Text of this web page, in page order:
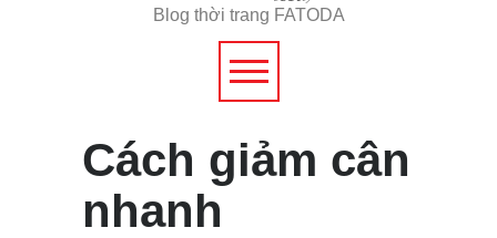
Blog thời trang FATODA
Cách giảm cân
nhanh